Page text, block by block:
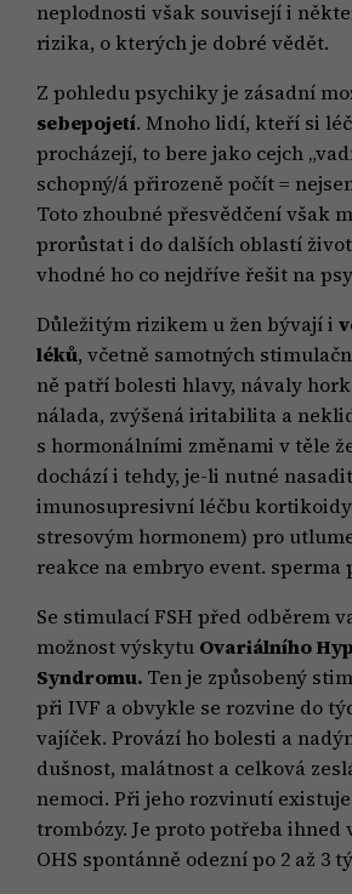
neplodnosti však souvisejí i
rizika, o kterých je dobré vědět.
Z pohledu psychiky je zásadní
sebepojetí. Mnoho lidí, kteří si
procházejí, to bere jako cejch
schopný/á přirozeně počít =
Toto zhoubné přesvědčení však
prorůstat i do dalších oblastí
vhodné ho co nejdříve řešit na
Důležitým rizikem u žen bývají i
léků, včetně samotných
ně patří bolesti hlavy, návaly
nálada, zvýšená iritabilita a
s hormonálními změnami v těle
dochází i tehdy, je-li nutné nasadit
imunosupresivní léčbu
stresovým hormonem) pro
reakce na embryo event. sperma
Se stimulací FSH před odběrem
možnost výskytu Ovariálního
Syndromu. Ten je způsobený
při IVF a obvykle se rozvine do
vajíček. Provází ho bolesti a
dušnost, malátnost a celková
nemoci. Při jeho rozvinutí
trombózy. Je proto potřeba ihned
OHS spontánně odezní po 2 až 3